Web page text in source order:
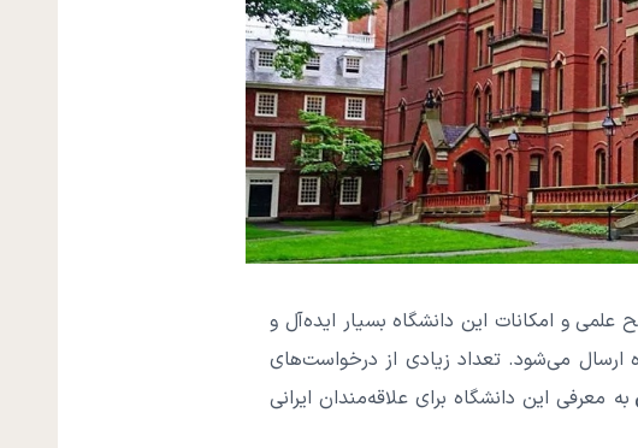
و امکانات این دانشگاه بسیار ایده‌آل و
می‌شود. تعداد زیادی از درخواست‌های
به معرفی این دانشگاه برای علاقه‌مندان ایرانی